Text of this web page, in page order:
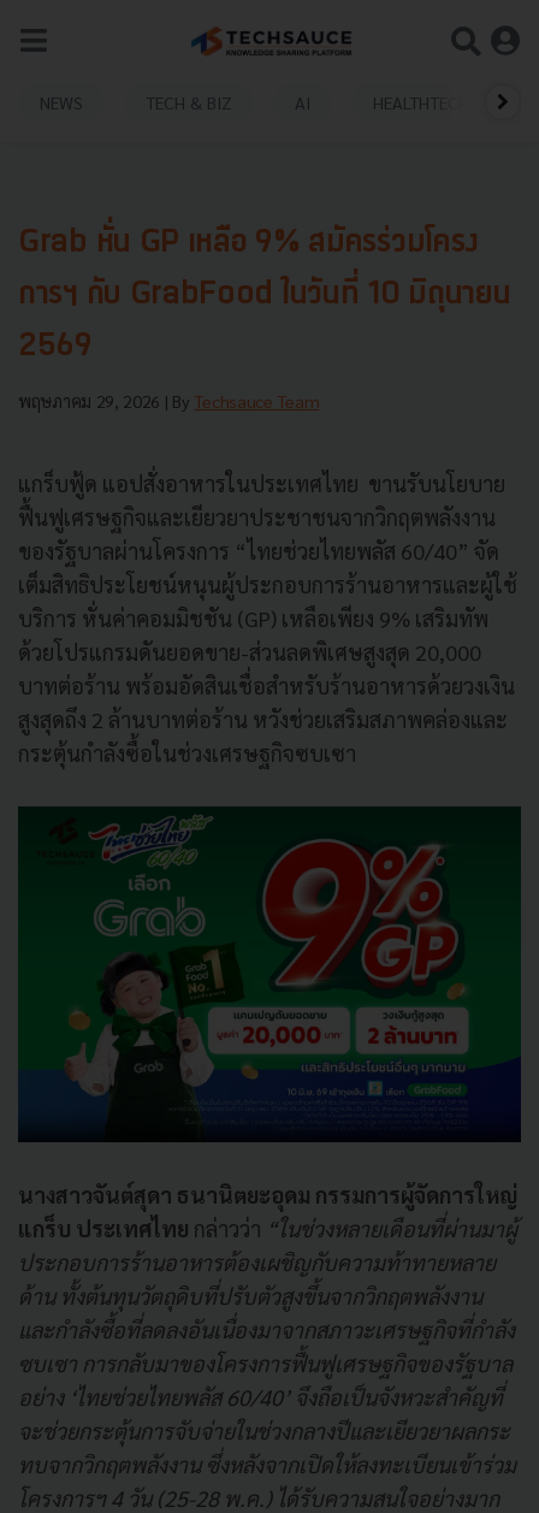
NEWS TECH & BIZ AI HEALTHTECH
Grab หั่น GP เหลือ 9% สมัครร่วมโครง
การฯ กับ GrabFood ในวันที่ 10 มิถุนายน
2569
พฤษภาคม 29, 2026 | By Techsauce Team
แกร็บฟู้ด แอปสั่งอาหารในประเทศไทย ขานรับนโยบาย
ฟื้นฟูเศรษฐกิจและเยียวยาประชาชนจากวิกฤตพลังงาน
ของรัฐบาลผ่านโครงการ “ไทยช่วยไทยพลัส 60/40” จัด
เต็มสิทธิประโยชน์หนุนผู้ประกอบการร้านอาหารและผู้ใช้
บริการ หั่นค่าคอมมิชชัน (GP) เหลือเพียง 9% เสริมทัพ
ด้วยโปรแกรมดันยอดขาย-ส่วนลดพิเศษสูงสุด 20,000
บาทต่อร้าน พร้อมอัดสินเชื่อสำหรับร้านอาหารด้วยวงเงิน
สูงสุดถึง 2 ล้านบาทต่อร้าน หวังช่วยเสริมสภาพคล่องและ
กระตุ้นกำลังซื้อในช่วงเศรษฐกิจซบเซา
นางสาวจันต์สุดา ธนานิตยะอุดม กรรมการผู้จัดการใหญ่
แกร็บ ประเทศไทย กล่าวว่า “ในช่วงหลายเดือนที่ผ่านมาผู้
ประกอบการร้านอาหารต้องเผชิญกับความท้าทายหลาย
ด้าน ทั้งต้นทุนวัตถุดิบที่ปรับตัวสูงขึ้นจากวิกฤตพลังงาน
และกำลังซื้อที่ลดลงอันเนื่องมาจากสภาวะเศรษฐกิจที่กำลัง
ซบเซา การกลับมาของโครงการฟื้นฟูเศรษฐกิจของรัฐบาล
อย่าง ‘ไทยช่วยไทยพลัส 60/40’ จึงถือเป็นจังหวะสำคัญที่
จะช่วยกระตุ้นการจับจ่ายในช่วงกลางปีและเยียวยาผลกระ
ทบจากวิกฤตพลังงาน ซึ่งหลังจากเปิดให้ลงทะเบียนเข้าร่วม
โครงการฯ 4 วัน (25-28 พ.ค.) ได้รับความสนใจอย่างมาก